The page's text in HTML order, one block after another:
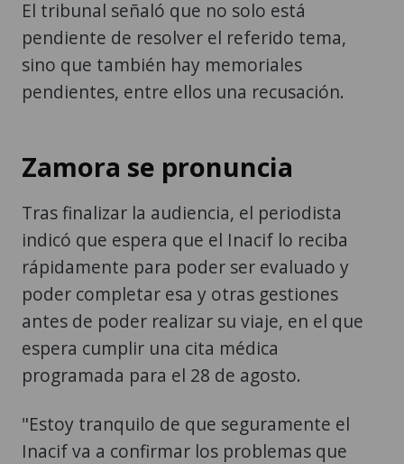
El tribunal señaló que no solo está
pendiente de resolver el referido tema,
sino que también hay memoriales
pendientes, entre ellos una recusación.
Zamora se pronuncia
Tras finalizar la audiencia, el periodista
indicó que espera que el Inacif lo reciba
rápidamente para poder ser evaluado y
poder completar esa y otras gestiones
antes de poder realizar su viaje, en el que
espera cumplir una cita médica
programada para el 28 de agosto.
"Estoy tranquilo de que seguramente el
Inacif va a confirmar los problemas que